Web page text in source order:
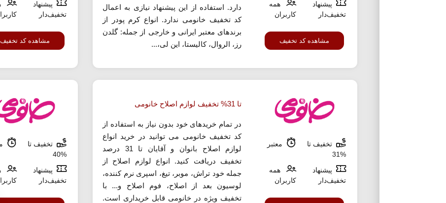
پیشنهاد
تخفیف‌دار
همه
کاربران
مشاهده کد تخفیف
دارد. استفاده از این پیشنهاد نیازی به اعمال
کد تخفیف خانومی ندارد. انواع کرم پودر از
برندهای معتبر ایرانی و خارجی از جمله: گلدن
رز، الروال، کالیستا، این لی،...
پیشنهاد
تخفیف‌دار
مشاهده کد تخفیف
تخفیف تا
%31
معتبر
پیشنهاد
تخفیف‌دار
همه
کاربران
تا 31% تخفیف لوازم اصلاح خانومی
در تمام خریدهای خود بدون نیاز به استفاده از
کد تخفیف خانومی می توانید در خرید انواع
لوازم اصلاح بانوان و آقایان تا 31 درصد
تخفیف دریافت کنید. انواع لوازم اصلاح از
جمله خود تراش، موبر، تیغ، اسپری نرم کننده،
لوسیون بعد از اصلاح، فوم اصلاح و... با
تخفیف ویژه در خانومی قابل خریداری است.
تخفیف تا
%40
پیشنهاد
تخفیف‌دار